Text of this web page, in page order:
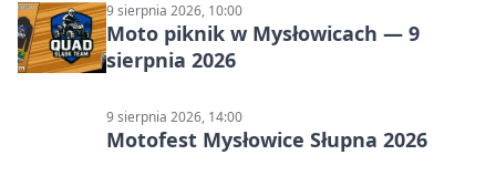
9 sierpnia 2026, 10:00
Moto piknik w Mysłowicach — 9
sierpnia 2026
9 sierpnia 2026, 14:00
Motofest Mysłowice Słupna 2026